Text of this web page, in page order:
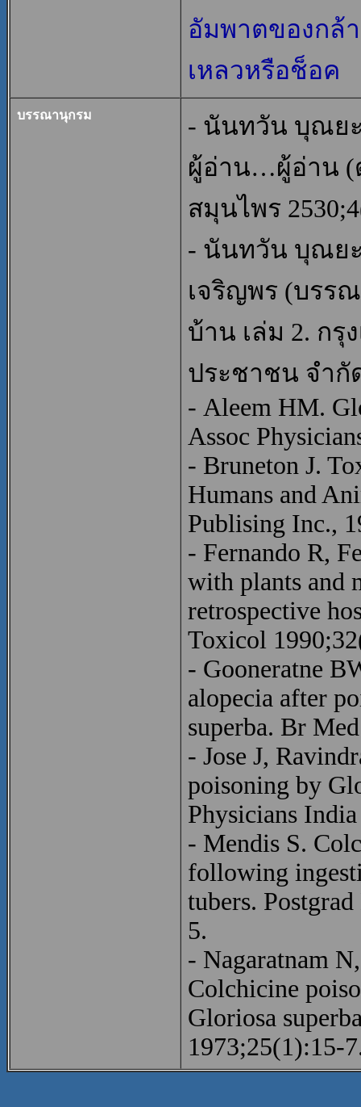
อัมพาตของกล้
เหลวหรือช็อค
บรรณานุกรม
- นันทวัน บุณย
ผู้อ่าน…ผู้อ่าน (
สมุนไพร
- นันทวัน บุณย
เจริญพร (บรร
บ้าน เล่ม 2. ก
ประชาชน จำกั
- Aleem HM.
Assoc
- Bruneton J.
Humans and
Publising Inc.,
- Fernando R,
with plants and
retrospective
Toxicol
- Gooneratne
alopecia after
superba. Br
- Jose J,
poisoning by
Physicians
- Mendis S.
following
tubers.
5.
- Nagaratnam
Colchicine
Gloriosa
1973;25(1):15-